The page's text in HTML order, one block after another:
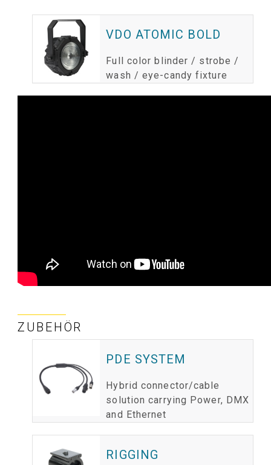
VDO ATOMIC BOLD
Full color blinder / strobe /
wash / eye-candy fixture
ZUBEHÖR
PDE SYSTEM
Hybrid connector/cable
solution carrying Power, DMX
and Ethernet
RIGGING